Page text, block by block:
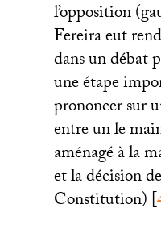
l’opposition
Fereira eut
dans un débat
une étape
prononcer sur
entre un le
aménagé à la
et la décision
Constitution)[